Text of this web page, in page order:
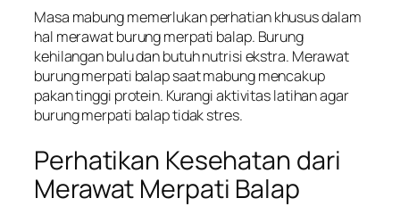
Masa mabung memerlukan perhatian khusus dalam
hal merawat burung merpati balap. Burung
kehilangan bulu dan butuh nutrisi ekstra. Merawat
burung merpati balap saat mabung mencakup
pakan tinggi protein. Kurangi aktivitas latihan agar
burung merpati balap tidak stres.
Perhatikan Kesehatan dari
Merawat Merpati Balap